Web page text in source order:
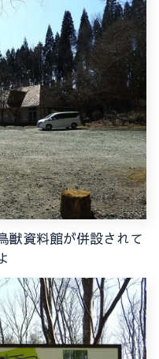
獣資料館が併設されて